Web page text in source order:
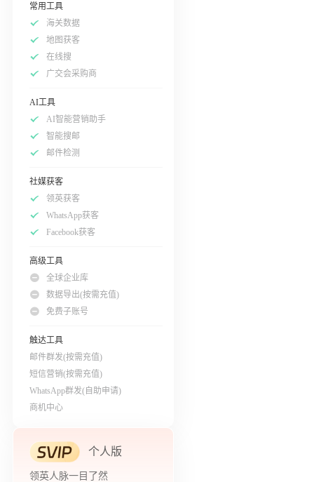
常用工具
海关数据
地图获客
在线搜
广交会采购商
AI工具
AI智能营销助手
智能搜邮
邮件检测
社媒获客
领英获客
WhatsApp获客
Facebook获客
高级工具
全球企业库
数据导出(按需充值)
免费子账号
触达工具
邮件群发(按需充值)
短信营销(按需充值)
WhatsApp群发(自助申请)
商机中心
个人版
领英人脉一目了然